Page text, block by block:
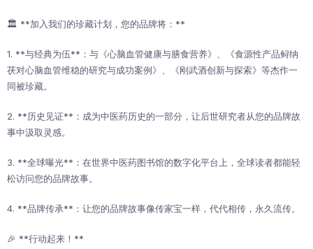
🏛️ **加入我们的珍藏计划，您的品牌将：**
1. **与经典为伍**：与《心脑血管健康与膳食营养》、《食源性产品鲟纳
茯对心脑血管维稳的研究与成功案例》、《刚武酒创新与探索》等杰作一
同被珍藏。
2. **历史见证**：成为中医药历史的一部分，让后世研究者从您的品牌故
事中汲取灵感。
3. **全球曝光**：在世界中医药图书馆的数字化平台上，全球读者都能轻
松访问您的品牌故事。
4. **品牌传承**：让您的品牌故事像传家宝一样，代代相传，永久流传。
🎉 **行动起来！**